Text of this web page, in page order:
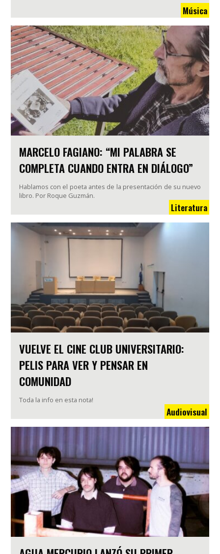
Música
MARCELO FAGIANO: “MI PALABRA SE
COMPLETA CUANDO ENTRA EN DIÁLOGO”
Hablamos con el poeta antes de la presentación de su nuevo
libro. Por Roque Guzmán.
Literatura
VUELVE EL CINE CLUB UNIVERSITARIO:
PELIS PARA VER Y PENSAR EN
COMUNIDAD
Toda la info en esta nota!
Audiovisual